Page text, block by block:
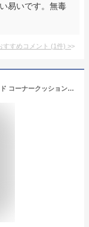
易いです。無毒
すすめコメント (1件) >
レビューで特典★ ベビーガード コーナーガード コーナークッション 6M L型8個 両面テープ セット 【国際検査済】ケガ防止 安全対策 Plaisiureux